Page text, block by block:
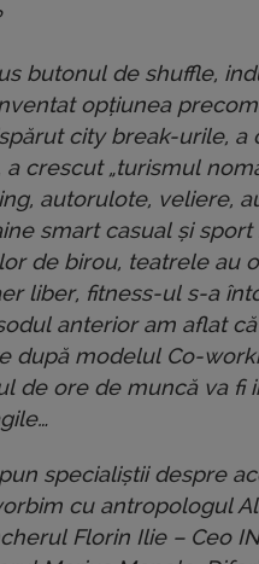
butonul de shuffle,
opțiunea
city break-urile, a
crescut „turismul
autorulote, veliere,
smart casual și sport
de birou, teatrele au
liber, fitness-ul s-a
anterior am aflat
după modelul Co-
de ore de muncă va fi
specialiștii despre
cu antropologul
Florin Ilie – Ceo